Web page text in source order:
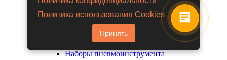
Гайковерты пневматические
Дрели пневматические
Другие пневмоинструменты
Заклепочники пневматические
Наборы пневмоинструмента
Политика использования Cookies
Принять